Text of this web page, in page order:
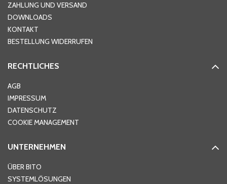
Ort*
Telefon
ZAHLUNG UND VERSAND
DOWNLOADS
KONTAKT
BESTELLUNG WIDERRUFEN
RECHTLICHES
AGB
IMPRESSUM
DATENSCHUTZ
COOKIE MANAGEMENT
UNTERNEHMEN
ÜBER BITO
SYSTEMLÖSUNGEN